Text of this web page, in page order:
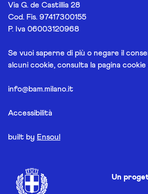
Via G. de Castillia 28
Cod. Fis. 97417300155
P. Iva 06003120968
Se vuoi saperne di più o negare il
alcuni cookie, consulta la pagina cookie
info@bam.milano.it
Accessibilità
built by Ensoul
Un